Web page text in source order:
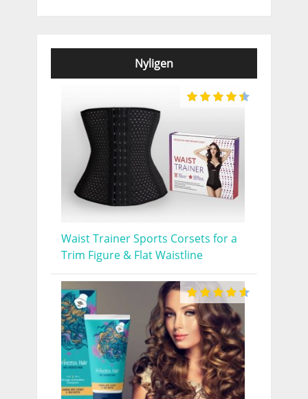
Nyligen
Waist Trainer Sports Corsets for a
Trim Figure & Flat Waistline